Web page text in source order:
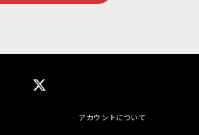
アカウントについて